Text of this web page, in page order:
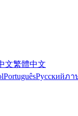
文繁體中文
PortuguêsРусскийภา